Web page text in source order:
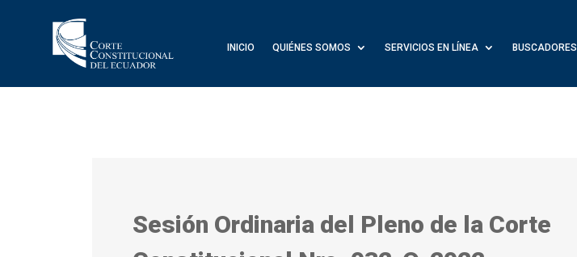
INICIO QUIÉNES SOMOS SERVICIOS EN LÍNEA BUSCADORES
Sesión Ordinaria del Pleno de la Corte